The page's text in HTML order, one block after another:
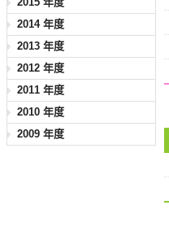
2014 年度
2013 年度
2012 年度
2011 年度
2010 年度
2009 年度